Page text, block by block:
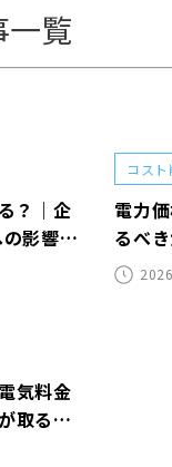
一覧
？｜企
影響と
コスト
電力
るべ
コス
気料金
取るべ